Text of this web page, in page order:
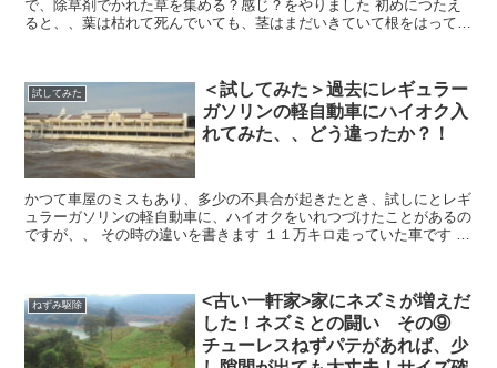
で、除草剤でかれた草を集める？感じ？をやりました 初めにつたえ
ると、、葉は枯れて死んでいても、茎はまだいきていて根をはってい
試してみた
＜試してみた＞過去にレギュラー
ガソリンの軽自動車にハイオク入
れてみた、、どう違ったか？！
かつて車屋のミスもあり、多少の不具合が起きたとき、試しにとレギ
ュラーガソリンの軽自動車に、ハイオクをいれつづけたことがあるの
ですが、、 その時の違いを書きます １１万キロ走っていた車です ①
ねずみ駆除
<古い一軒家>家にネズミが増えだ
した！ネズミとの闘い その⑨
チューレスねずパテがあれば、少